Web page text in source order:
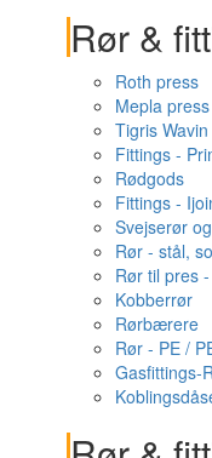
Rør &
Roth press
Mepla press
Tigris
Fittings -
Rødgods
Fittings -
Svejserør
Rør - stål,
Rør til pres
Kobberrør
Rørbærere
Rør - PE /
Gasfittings-